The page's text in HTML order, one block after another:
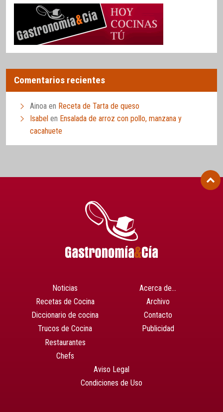
Comentarios recientes
Ainoa en Receta de Tarta de queso
Isabel en Ensalada de arroz con pollo, manzana y
cacahuete
Noticias
Recetas de Cocina
Diccionario de cocina
Trucos de Cocina
Restaurantes
Chefs
Acerca de…
Archivo
Contacto
Publicidad
Aviso Legal
Condiciones de Uso